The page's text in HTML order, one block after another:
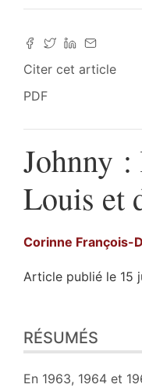
Citer cet article
PDF
Johnny :
Louis et
Corinne François-
Article publié le 15
Index
Plan
Texte
RÉSUMÉS
En 1963, 1964 et